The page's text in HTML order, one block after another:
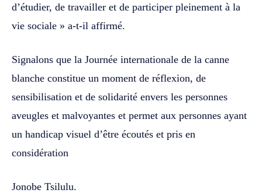
d’étudier, de travailler et de participer pleinement à la
vie sociale » a-t-il affirmé.
Signalons que la Journée internationale de la canne
blanche constitue un moment de réflexion, de
sensibilisation et de solidarité envers les personnes
aveugles et malvoyantes et permet aux personnes ayant
un handicap visuel d’être écoutés et pris en
considération
Jonobe Tsilulu.